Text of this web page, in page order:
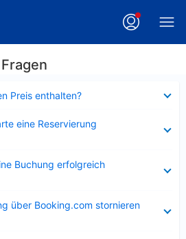
Preis enthalten?
eine Reservierung
Buchung erfolgreich
über Booking.com stornieren